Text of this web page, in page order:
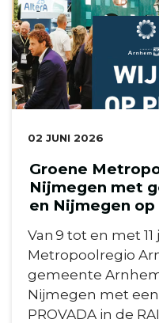
DATUM:
02 JUNI 2026
Groene
Nijmegen met
en Nijmegen op
Van 9 tot en met
Metropoolregio
gemeente
Nijmegen met
PROVADA in de